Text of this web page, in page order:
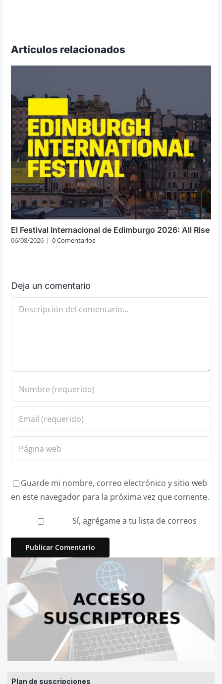
Plan de suscripciones
Artículos relacionados
El Festival Internacional de Edimburgo 2026: All Rise
06/08/2026 | 0 Comentarios
Deja un comentario
Comentario
Guarde mi nombre, correo electrónico y sitio web
en este navegador para la próxima vez que comente.
Sí, agrégame a tu lista de correos